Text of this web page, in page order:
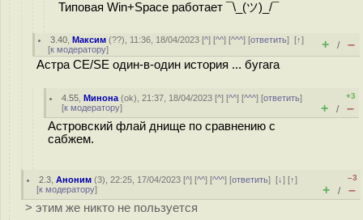
Типовая Win+Space работает ¯\_(ツ)_/¯
3.40 ,Максим (??), 11:36, 18/04/2023 [^] [^^] [^^^] [ответить][↑]
[к модератору] + / –
Астра CE/SE один-в-один история ... бугага
4.55 ,Минона (ok), 21:37, 18/04/2023 [^] [^^] [^^^] [ответить]
[к модератору]
+3
+ / –
Астровский флай днище по сравнению с
сабжем.
2.3 ,Аноним (3), 22:25, 17/04/2023 [^] [^^] [^^^] [ответить][↓] [↑]
[к модератору]
–3
+ / –
> этим же никто не пользуется